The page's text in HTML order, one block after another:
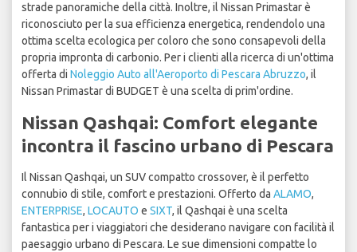
strade panoramiche della città. Inoltre, il Nissan Primastar è
riconosciuto per la sua efficienza energetica, rendendolo una
ottima scelta ecologica per coloro che sono consapevoli della
propria impronta di carbonio. Per i clienti alla ricerca di un'ottima
offerta di Noleggio Auto all'Aeroporto di Pescara Abruzzo, il
Nissan Primastar di BUDGET è una scelta di prim'ordine.
Nissan Qashqai: Comfort elegante
incontra il fascino urbano di Pescara
Il Nissan Qashqai, un SUV compatto crossover, è il perfetto
connubio di stile, comfort e prestazioni. Offerto da ALAMO,
ENTERPRISE, LOCAUTO e SIXT, il Qashqai è una scelta
fantastica per i viaggiatori che desiderano navigare con facilità il
paesaggio urbano di Pescara. Le sue dimensioni compatte lo